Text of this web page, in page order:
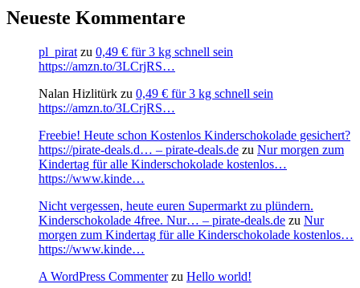
Neueste Kommentare
pl_pirat zu 0,49 € für 3 kg schnell sein
https://amzn.to/3LCrjRS…
Nalan Hizlitürk zu 0,49 € für 3 kg schnell sein
https://amzn.to/3LCrjRS…
Freebie! Heute schon Kostenlos Kinderschokolade gesichert?
https://pirate-deals.d… – pirate-deals.de zu Nur morgen zum
Kindertag für alle Kinderschokolade kostenlos…
https://www.kinde…
Nicht vergessen, heute euren Supermarkt zu plündern.
Kinderschokolade 4free. Nur… – pirate-deals.de zu Nur
morgen zum Kindertag für alle Kinderschokolade kostenlos…
https://www.kinde…
A WordPress Commenterzu Hello world!